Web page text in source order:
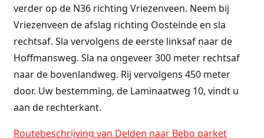
verder op de N36 richting Vriezenveen. Neem bij
Vriezenveen de afslag richting Oosteinde en sla
rechtsaf. Sla vervolgens de eerste linksaf naar de
Hoffmansweg. Sla na ongeveer 300 meter rechtsaf
naar de bovenlandweg. Rij vervolgens 450 meter
door. Uw bestemming, de Laminaatweg 10, vindt u
aan de rechterkant.
Routebeschrijving van Delden naar Bebo parket